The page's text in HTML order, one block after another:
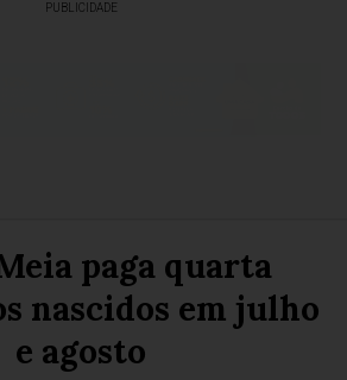
PUBLICIDADE
paga quarta
nascidos em julho
e agosto